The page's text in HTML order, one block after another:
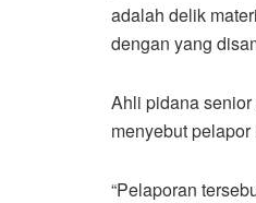
adalah delik
dengan yang
Ahli pidana
menyebut
“Pelaporan